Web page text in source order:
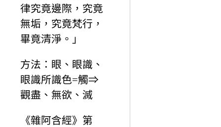
律究竟邊際，究竟
無垢，究竟梵行，
畢竟清淨。」
方法：眼、眼識、
眼識所識色=觸⇒
觀盡、無欲、滅
《雜阿含經》第